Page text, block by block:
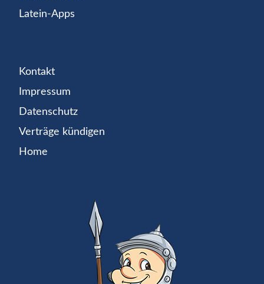
Latein-Apps
Kontakt
Impressum
Datenschutz
Verträge kündigen
Home